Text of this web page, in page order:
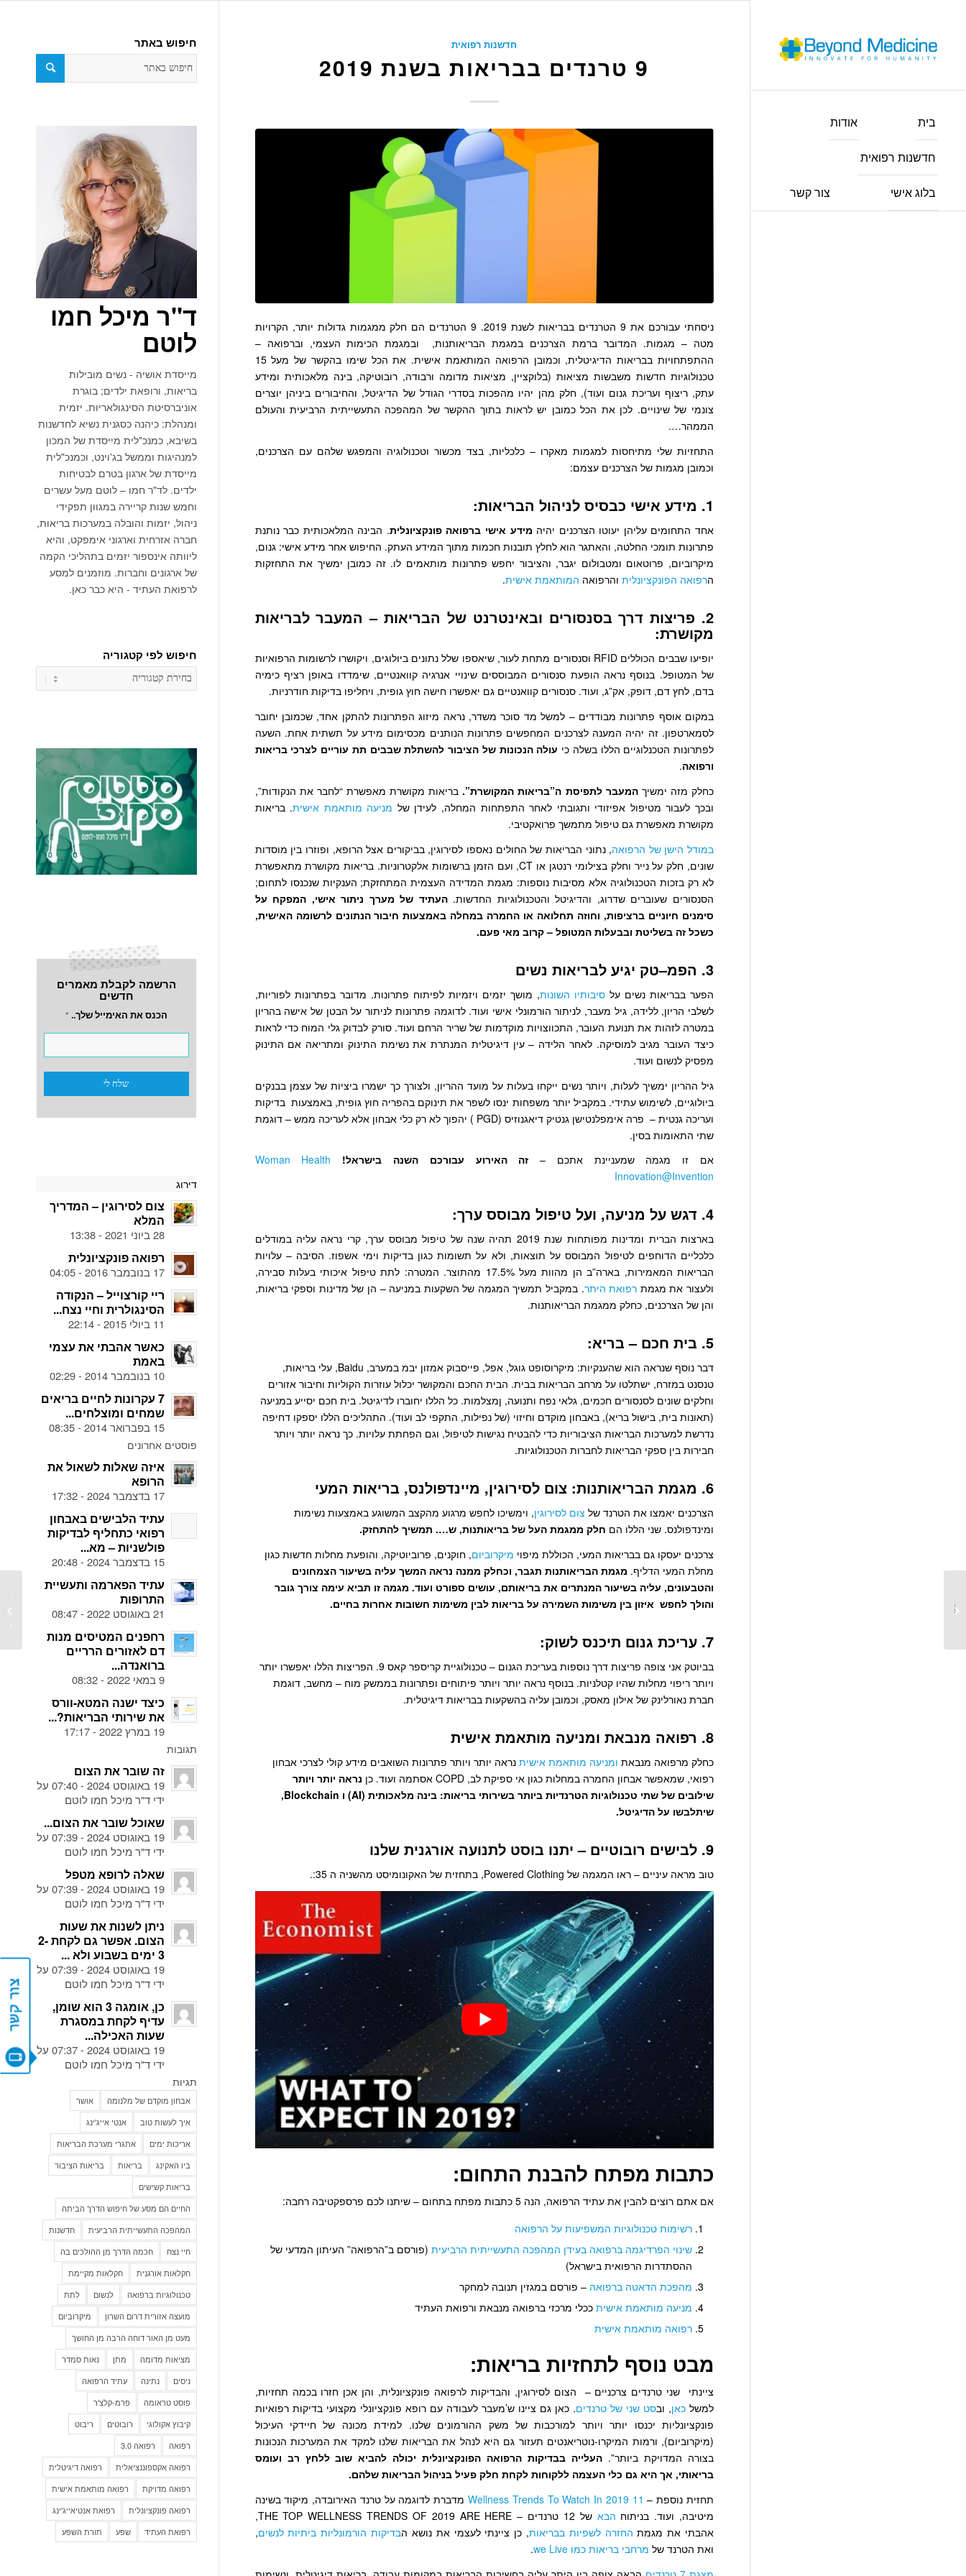
בית אודות
חדשנות רפואית
בלוג אישי צור קשר
חדשנות רפואית
9 טרנדים בבריאות בשנת 2019
ניסחתי עבורכם את 9 הטרנדים בבריאות לשנת 2019. 9 הטרנדים הם חלק ממגמות גדולות יותר, הקרויות
מטה – מגמות. המדובר ברמת הצרכנים במגמת הבריאותנות, ובמגמת הכימות העצמי, וברפואה –
ההתפתחויות בבריאות הדיגיטלית, וכמובן הרפואה המותאמת אישית. את הכל שימו בהקשר של מעל 15
טכנולוגיות חדשות משבשות מציאות (בלוקציין, מציאות מדומה ורבודה, רובוטיקה, בינה מלאכותית ומידע
עתק, ריצוף ועריכת גנום ועוד), חלק מהן יהיו מהפכות בסדרי הגודל של הדיגיטל, והחיבורים ביניהן יוצרים
צונמי של שינויים. לכן את הכל כמובן יש לראות בתוך ההקשר של המהפכה התעשייתית הרביעית והעולם
הממהר….
התחזיות שלי מתיחסות למגמות מאקרו – כלכליות, בצד מכשור וטכנולוגיה והמפגש שלהם עם הצרכנים,
וכמובן מגמות של הצרכנים עצמם:
1. מידע אישי כבסיס לניהול הבריאות:
אחד התחומים עליהן יעוטו הצרכנים יהיה מידע אישי ברפואה פונקציונלית. הבינה המלאכותית כבר נותנת
פתרונות תומכי החלטה, והאתגר הוא לחלץ תובנות חכמות מתוך המידע העתק. החיפוש אחר מידע אישי: גנום,
מיקרוביום, פרוטאום ומטבולום יגבר, והציבור יחפש פתרונות מותאמים לו. זה כמובן ימשיך את התחזקות
הרפואה הפונקציונלית והרפואה המותאמת אישית.
2. פריצות דרך בסנסורים ובאינטרנט של הבריאות – המעבר לבריאות
מקושרת:
יופיעו שבבים הכוללים RFID וסנסורים מתחת לעור, שיאספו שלל נתונים ביולוגים, ויקושרו לרשומות הרפואיות
של המטופל. בנוסף נראה הופעת סנסורים המבוססים שינויי אנרגיה קוואנטיים, שימדדו באופן רציף כימיה
בדם, לחץ דם, דופק, אק”ג, ועוד. סנסורים קוואנטיים גם יאפשרו חישה חוץ גופית, ויחליפו בדיקות חודרניות.
במקום אוסף פתרונות מבודדים – למשל מד סוכר משדר, נראה מיזוג הפתרונות להתקן אחד, שכמובן יחובר
לסמארטפון. זה יהיה המענה לצרכנים המחפשים פתרונות הנותנים מכסימום מידע על תשתית אחת. השעה
לפתרונות הטכנלוגיים הללו בשלה כי עולה הנכונות של הציבור להשתלת שבבים תת עוריים לצרכי בריאות
ורפואה.
כחלק מזה ימשיךהמעבר לתפיסת ה”בריאות המקושרת”. בריאות מקושרת מאפשרת “לחבר את הנקודות”,
ובכך לעבור מטיפול אפיזודי ותגובתי לאחר התפתחות המחלה, לעידן של מניעה מותאמת אישית. בריאות
מקושרת מאפשרת גם טיפול מתמשך פרואקטיבי.
במודל הישן של הרפואה, נתוני הבריאות של החולים נאספו לסירוגין, בביקורים אצל הרופא, ופוזרו בין מוסדות
שונים, חלק על נייר וחלק בצילומי רנטגן או CT, ועם הזמן ברשומות אלקטרוניות. בריאות מקושרת מתאפשרת
לא רק בזכות הטכנולוגיה אלא מסיבות נוספות: מגמת המדידה העצמית המתחזקת; הענקיות שנכנסו לתחום;
הסנסורים שעוברים שדרוג, והדיגיטל והטכנולוגיות החדשות.העתיד של מערך ניתור אישי, המפקח על
סימנים חיוניים ברציפות, וחוזה תחלואה או החמרה במחלה באמצעות חיבור הנתונים לרשומה האישית,
כשכל זה בשליטת ובבעלות המטופל – קרוב מאי פעם.
3. הפמ–טק יגיע לבריאות נשים
הפער בבריאות נשים עלסיבותיו השונות, מושך יזמים ויזמיות לפיתוח פתרונות. מדובר בפתרונות לפוריות,
לשלבי הריון, ללידה, גיל מעבר, לניתור הורמונלי אישי ועוד. לדוגמה פתרונות לניתור על הבטן של אישה בהריון
במטרה לזהות את תנועת העובר, התכווצויות מוקדמות של שריר הרחם ועוד. סורק לבדוק גלי המוח כדי לראות
כיצד העובר מגיב למוסיקה. לאחר הלידה – עין דיגיטלית המנתרת את נשימת התינוק ומתריאה אם התינוק
מפסיק לנשום ועוד.
גיל ההריון ימשיך לעלות, ויותר נשים ייקחו בעלות על מועד ההריון, ולצורך כך ישמרו ביציות של עצמן בבנקים
ביולוגיים, לשימוש עתידי. במקביל יותר משפחות ינסו לשפר את תינוקם בהפריה חוץ גופית, באמצעות בדיקות
ועריכה גנטית – פרה אימפלנטישן גנטיק דיאגנוזיס (PGD ) יהפוך לא רק כלי אבחון אלא לעריכה ממש – דוגמת
שתי התאומות בסין.
אם זו מגמה שמעניינת אתכם – זה האירוע עבורכם השנה בישראל! Woman Health
Innovation@Invention
4. דגש על מניעה, ועל טיפול מבוסס ערך:
בארצות הברית ומדינות מפותחות שנת 2019 תהיה שנה של טיפול מבוסס ערך, קרי נראה עליה במודלים
כלכליים הדוחפים לטיפול המבוסס על תוצאות, ולא על תשומות כגון בדיקות וימי אשפוז. הסיבה – עלויות
הבריאות המאמירות, בארה”ב הן מהוות מעל 17.5% מהתוצר. המטרה: לתת טיפול איכותי בעלות סבירה,
ולעצור את מגמת רפואת היתר. במקביל תמשיך המגמה של השקעות במניעה – הן של מדינות וספקי בריאות,
והן של הצרכנים, כחלק ממגמת הבריאותנות.
5. בית חכם – בריא:
דבר נוסף שנראה הוא שהענקיות: מיקרוסופט גוגל, אפל, פייסבוק אמזון יבמ במערב, Baidu, עלי בריאות,
טנסנט במזרח, ישתלטו על מרחב הבריאות בבית. הבית החכם והמקושר יכלול עוזרות הקוליות וחיבור אזורים
וחלקים שונים לסנסורים חכמים, גלאי נפח ותנועה, ןמצלמות. כל הללו יחוברו לדיגיטל. בית חכם יסייע במניעה
(תאונות בית, בישול בריא), באבחון מוקדם וחיזוי (של נפילות, התקפי לב ועוד). התהליכים הללו יספקו דחיפה
נדרשת למערכות הבריאות הציבוריות כדי להבטיח נגישות לטיפול, וגם הפחתת עלויות. כך נראה יותר ויותר
חבירות בין ספקי הבריאות לחברות הטכנולוגיות.
6. מגמת הבריאותנות: צום לסירוגין, מיינדפולנס, בריאות המעי
הצרכנים יאמצו את הטרנד של צום לסירוגין, וימשיכו לחפש מרגוע מהקצב המשוגע באמצעות נשימות
ומינדפולנס. שני הללו הם חלק ממגמת העל של בריאותנות, ש…. תמשיך להתחזק.
צרכנים יעסקו גם בבריאות המעי, הכוללת מיפוי מיקרוביום, חוקנים, פרוביוטיקה, והופעת מחלות חדשות כגון
מחלת המעי הדליף. מגמת הבריאותנות תגבר, וכחלק ממנה נראה המשך עליה בשיעור הצמחונים
והטבעונים, עליה בשיעור המנתרים את בריאותם, עושים ספורט ועוד. מגמה זו תביא עימה צורך גובר
והולך לחפש איזון בין משימות השמירה על בריאות לבין משימות חשובות אחרות בחיים.
7. עריכת גנום תיכנס לשוק:
בביוטק אני צופה פריצות דרך נוספות בעריכת הגנום – טכנולוגיית קריספר קאס 9. הפריצות הללו יאפשרו יותר
ויותר ריפוי מחלות שהיו קטלניות. בנוסף נראה יותר ויותר פיתוחים ופתרונות בממשק מוח – מחשב, דוגמת
חברת נאורלינק של אילון מאסק, וכמובן עליה בהשקעות בבריאות דיגיטלית.
8. רפואה מנבאת ומניעה מותאמת אישית
כחלק מרפואה מנבאת ומניעה מותאמת אישית נראה יותר ויותר פתרונות השואבים מידע קולי לצרכי אבחון
רפואי, שמאפשר אבחון החמרה במחלות כגון אי ספיקת לב, COPD אסתמה ועוד. כן
נראה יותר ויותר
שילובים של שתי טכנולוגיות הטרנדיות ביותר בשירותי בריאות: בינה מלאכותית (AI) ו Blockchain,
שיתלבשו על הדיגיטל.
9. לבישים רובוטיים – יתנו בוסט לתנועה אורגנית שלנו
טוב מראה עיניים – ראו המגמה של Powered Clothing, בתחזית של האקונומיסט מהשניה ה 35:.
כתבות מפתח להבנת התחום:
אם אתם רוצים להבין את עתיד הרפואה, הנה 5 כתבות מפתח בתחום – שיתנו לכם פרספקטיבה רחבה:
רשימות טכנולוגיות המשפיעות על הרפואה
שינוי הפרדיגמה ברפואה בעידן המהפכה התעשייתית הרביעית (פורסם ב”הרפואה” העיתון המדעי של
ההסתדרות הרפואית בישראל)
מהפכת הדאטה ברפואה – פורסם במגזין תנובה למחקר
מניעה מותאמת אישית ככלי מרכזי ברפואה מנבאת ורפואת העתיד
רפואה מותאמת אישית
מבט נוסף לתחזיות בריאות:
ציינתי שני טרנדים צרכניים – הצום לסירוגין, והבדיקות לרפואה פונקציונלית, והן אכן חזרו בכמה תחזיות,
למשל כאן, ובסט שני של טרנדים. כאן גם ציינו ש’מעבר לעבודה עם רופא פונקציונלי מקצועי בדיקות רפואיות
פונקציונליות יכנסו יותר ויותר למורכבות של משק ההורמונים שלנו. למידת מכונה של חיידקי העיכול
(מיקרוביום), ורמות המיקרו-נוטריאנטים תעזור גם היא לנהל את הבריאות שלנו למקד את המערכות הנכונות
בצורה המדויקת ביותר”. העלייה בבדיקות הרפואה הפונקציונלית יכולה להביא שוב ללחץ רב ועומס
בריאותי, אך היא גם כלי העצמה ללקוחות לקחת חלק פעיל בניהול הבריאות שלהם.
תחזית נוספת – 11 Wellness Trends To Watch In 2019
מדברת לדוגמה על טרנד האירובדה, מיקוד בשינה
מיטיבה, ועוד. בניתוח הבא
של 12 טרנדים – THE TOP WELLNESS TRENDS OF 2019 ARE HERE,
אהבתי את מגמת החזרה לשפיות בבריאות, כן ציינתי לעצמי את נושא הבדיקות הורמונליות ביתיות לנשים,
ואת הטרנד של מרחבי בריאות כמו we Live
.
חיפוש באתר
ד"ר מיכל חמו
לוטם
מייסדת אושיה - נשים מובילות
בריאות, ורופאת ילדים; בוגרת
אוניברסיטת הסינגולאריות. יזמית
ומנהלת: כיהנה כסגנית נשיא לחדשנות
בשיבא, כמנכ"לית מייסדת של המכון
למנהיגות וממשל בג'וינט, וכמנכ"לית
מייסדת של ארגון בטרם לבטיחות
ילדים. לד"ר חמו – לוטם מעל עשרים
וחמש שנות קריירה במגוון תפקידי
ניהול, יזמות והובלה במערכות בריאות,
חברה אזרחית וארגוני אימפקט, והיא
ליוותה אינספור יזמים בתהליכי הקמה
של ארגונים וחברות. מוזמנים למסע
לרפואת העתיד - היא כבר כאן.
חיפוש לפי קטגוריה
חיפוש
לפי
הרשמה לקבלת מאמרים
חדשים
הכנס את האימייל שלך.. *
דירוג
צום לסירוגין – המדריך
המלא
28 ביוני 2021 - 13:38
רפואה פונקציונלית
17 בנובמבר 2016 - 04:05
ריי קורצוייל – הנקודה
הסינגולרית וחיי נצח...
11 ביולי 2015 - 22:14
כאשר אהבתי את עצמי
באמת
10 בנובמבר 2014 - 02:29
7 עקרונות לחיים בריאים
שמחים ומוצלחים...
15 בפברואר 2014 - 08:35
פוסטים אחרונים
איזה שאלות לשאול את
הרופא
17 בדצמבר 2024 - 17:32
עתיד הלבישים באבחון
רפואי כתחליף לבדיקות
פולשניות – מא...
15 בדצמבר 2024 - 20:48
עתיד הפארמה ותעשיית
התרופות
21 באוגוסט 2022 - 08:47
רחפנים המטיסים מנות
דם לאזורים הרריים
ברואנדה...
9 במאי 2022 - 08:32
כיצד ישנה המטא-וורס
את שירותי הבריאות?...
19 במרץ 2022 - 17:17
תגובות
זה שובר את הצום
19 באוגוסט 2024 - 07:40 על
ידי ד"ר מיכל חמו לוטם
שאוכל שובר את הצום...
19 באוגוסט 2024 - 07:39 על
ידי ד"ר מיכל חמו לוטם
שאלה לרופא מטפל
19 באוגוסט 2024 - 07:39 על
ידי ד"ר מיכל חמו לוטם
ניתן לשנות את שעות
הצום. אפשר גם לקחת 2-
3 ימים בשבוע ולא ...
19 באוגוסט 2024 - 07:39 על
ידי ד"ר מיכל חמו לוטם
כן, אומגה 3 הוא שומן,
עדיף לקחת במסגרת
שעות האכילה...
19 באוגוסט 2024 - 07:37 על
ידי ד"ר מיכל חמו לוטם
תגיות
אבחון מוקדם של מלנומה
אושר
איך לעשות טוב
אנטי אייג'ינג
אריכות ימים
אתגרי מערכת הבריאות
ביו האקינג
בריאות
בריאות הציבור
בריאות קשישים
החיים הם מסע של חיפוש הדרך הביתה
המהפכה התעשייתית הרביעית
חדשנות
חיי נצח
חכמה הדרך מן ההולכים בה
חקלאות אורגנית
חקלאות מקיימת
טכנולוגיות ברפואה
לנשום
לתת
מועצה אזורית דרום השרון
מיקרוביום
מעט מן האור דוחה הרבה מן החושך
מציאות מדומה
מתן
נאות סמדר
ניסים
נתינה
עתיד הרפואה
פוסט טראומה
פרמ-קלצ'ר
קיבוץ אקולוגי
רובוטים
ריבוט
רפואה
רפואה 3.0
רפואה אקספוננציאלית
רפואה דיגיטלית
רפואה מדויקת
רפואה מותאמת אישית
רפואה פונקציונלית
רפואת אנטיאייג'ינג
רפואת העתיד
שפע תורת השפע
צור קשר